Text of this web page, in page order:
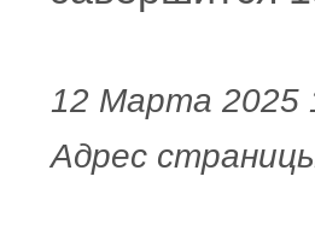
12 Марта 2025
Адрес